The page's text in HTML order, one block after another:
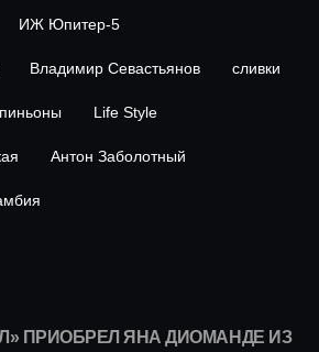
ИЖ Юпитер-5
Владимир Севастьянов сливки
Life Style
Антон Заболотный
ПРИОБРЕЛ ЯНА ДИОМАНДЕ ИЗ